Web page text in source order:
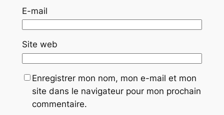
E-mail
Site web
Enregistrer mon nom, mon e-mail et mon
site dans le navigateur pour mon prochain
commentaire.